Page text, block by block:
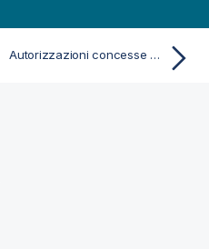
Autorizzazioni concesse dai ruoli di sicurezza